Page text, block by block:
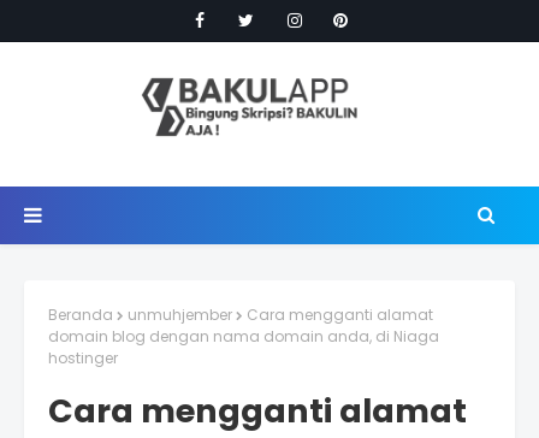
Beranda unmuhjember
Cara mengganti alamat
domain blog dengan nama domain anda, di Niaga
hostinger
Cara mengganti alamat